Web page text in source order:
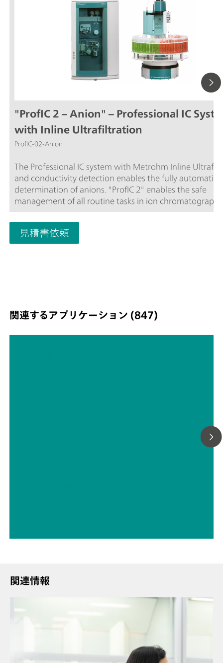
"ProfIC 2 – Anion" – Professional IC
with Inline Ultrafiltration
ProfIC-02-Anion
The Professional IC system with Metrohm Inline Ultrafiltration
and conductivity detection enables the fully automatic
determination of anions. "ProfIC 2" enables the safe
management of all routine tasks in ion
simple to use and exceptionally reliable. Schematic
見積書依頼
関連するアプリケーション (847)
関連情報